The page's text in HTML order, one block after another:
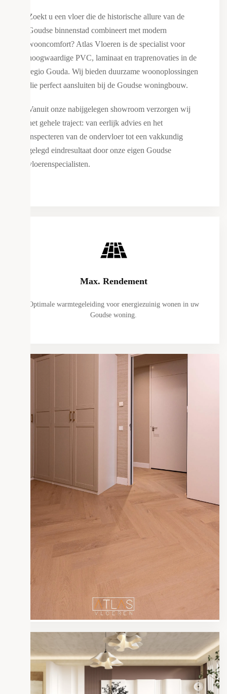
Zoekt u een vloer die de historische allure van de
Goudse binnenstad combineert met modern
wooncomfort? Atlas Vloeren is de specialist voor
hoogwaardige PVC, laminaat en traprenovaties in de
regio Gouda. Wij bieden duurzame woonoplossingen
die perfect aansluiten bij de Goudse woningbouw.
Vanuit onze nabijgelegen showroom verzorgen wij
het gehele traject: van eerlijk advies en het
inspecteren van de ondervloer tot een vakkundig
gelegd eindresultaat door onze eigen Goudse
vloerenspecialisten.
Max. Rendement
Optimale warmtegeleiding voor energiezuinig wonen in uw
Goudse woning.